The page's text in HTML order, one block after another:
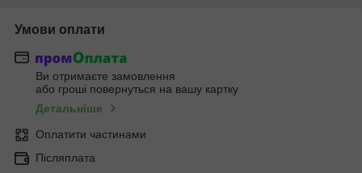
Умови оплати
Ви отримаєте замовлення
або гроші повернуться на вашу картку
Детальніше
Оплатити частинами
Післяплата